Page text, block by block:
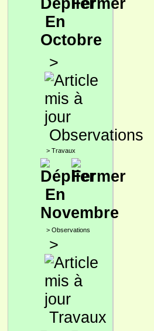
En
Octobre
>
Observations
> Travaux
En
Novembre
> Observations
>
Travaux